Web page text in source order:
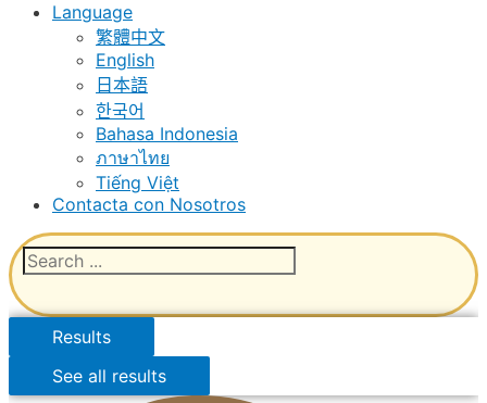
Language
繁體中文
English
日本語
한국어
Bahasa Indonesia
ภาษาไทย
Tiếng Việt
Contacta con Nosotros
Results
See all results